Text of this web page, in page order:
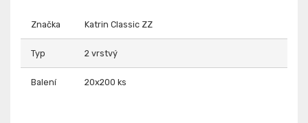
Značka Katrin Classic ZZ
Typ 2 vrstvý
Balení 20x200 ks